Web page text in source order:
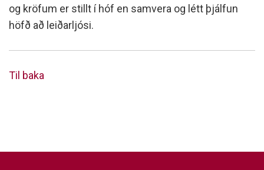
og kröfum er stillt í hóf en samvera og létt þjálfun
höfð að leiðarljósi.
Til baka